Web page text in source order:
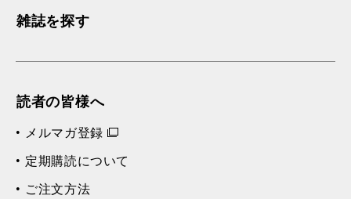
雑誌を探す
読者の皆様へ
メルマガ登録
定期購読について
ご注文方法